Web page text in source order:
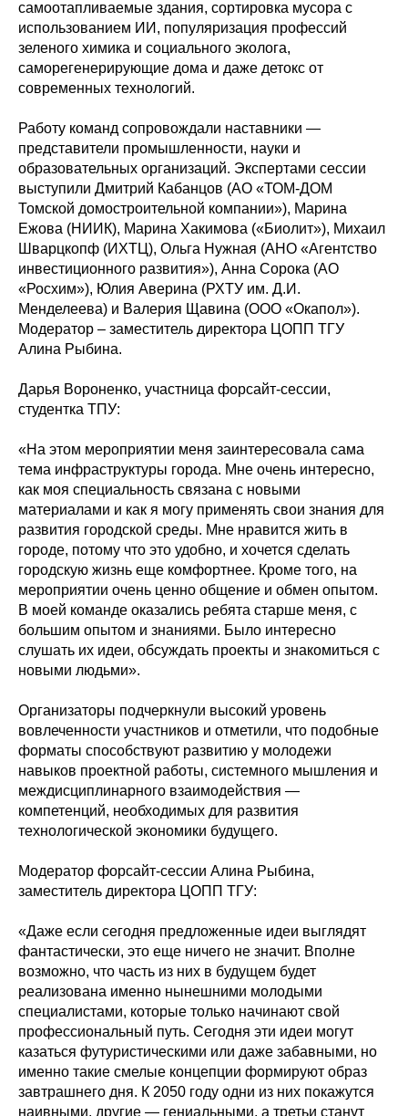
самоотапливаемые здания, сортировка мусора с
использованием ИИ, популяризация профессий
зеленого химика и социального эколога,
саморегенерирующие дома и даже детокс от
современных технологий.
Работу команд сопровождали наставники —
представители промышленности, науки и
образовательных организаций. Экспертами сессии
выступили Дмитрий Кабанцов (АО «ТОМ-ДОМ
Томской домостроительной компании»), Марина
Ежова (НИИК), Марина Хакимова («Биолит»), Михаил
Шварцкопф (ИХТЦ), Ольга Нужная (АНО «Агентство
инвестиционного развития»), Анна Сорока (АО
«Росхим»), Юлия Аверина (РХТУ им. Д.И.
Менделеева) и Валерия Щавина (ООО «Окапол»).
Модератор – заместитель директора ЦОПП ТГУ
Алина Рыбина.
Дарья Вороненко, участница форсайт-сессии,
студентка ТПУ:
«На этом мероприятии меня заинтересовала сама
тема инфраструктуры города. Мне очень интересно,
как моя специальность связана с новыми
материалами и как я могу применять свои знания для
развития городской среды. Мне нравится жить в
городе, потому что это удобно, и хочется сделать
городскую жизнь еще комфортнее. Кроме того, на
мероприятии очень ценно общение и обмен опытом.
В моей команде оказались ребята старше меня, с
большим опытом и знаниями. Было интересно
слушать их идеи, обсуждать проекты и знакомиться с
новыми людьми».
Организаторы подчеркнули высокий уровень
вовлеченности участников и отметили, что подобные
форматы способствуют развитию у молодежи
навыков проектной работы, системного мышления и
междисциплинарного взаимодействия —
компетенций, необходимых для развития
технологической экономики будущего.
Модератор форсайт-сессии Алина Рыбина,
заместитель директора ЦОПП ТГУ:
«Даже если сегодня предложенные идеи выглядят
фантастически, это еще ничего не значит. Вполне
возможно, что часть из них в будущем будет
реализована именно нынешними молодыми
специалистами, которые только начинают свой
профессиональный путь. Сегодня эти идеи могут
казаться футуристическими или даже забавными, но
именно такие смелые концепции формируют образ
завтрашнего дня. К 2050 году одни из них покажутся
наивными, другие — гениальными, а третьи станут